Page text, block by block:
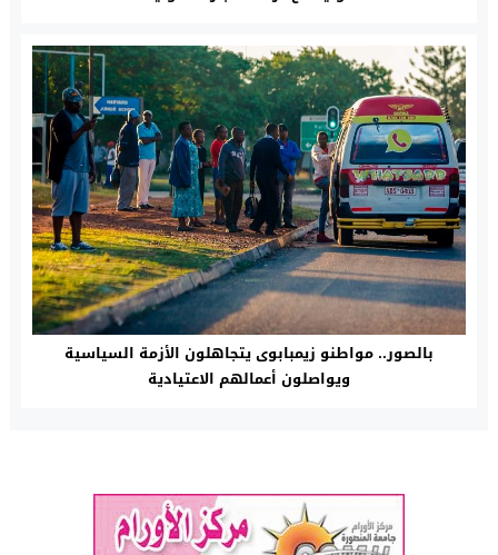
بالصور.. مواطنو زيمبابوى يتجاهلون الأزمة السياسية
ويواصلون أعمالهم الاعتيادية